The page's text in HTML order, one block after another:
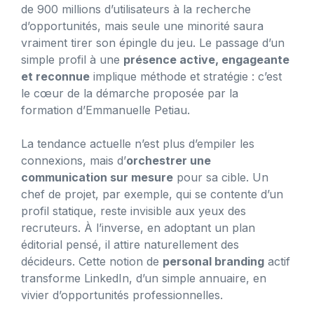
de 900 millions d’utilisateurs à la recherche
d’opportunités, mais seule une minorité saura
vraiment tirer son épingle du jeu. Le passage d’un
simple profil à une présence active, engageante
et reconnue implique méthode et stratégie : c’est
le cœur de la démarche proposée par la
formation d’Emmanuelle Petiau.
La tendance actuelle n’est plus d’empiler les
connexions, mais d’orchestrer une
communication sur mesure pour sa cible. Un
chef de projet, par exemple, qui se contente d’un
profil statique, reste invisible aux yeux des
recruteurs. À l’inverse, en adoptant un plan
éditorial pensé, il attire naturellement des
décideurs. Cette notion de personal branding actif
transforme LinkedIn, d’un simple annuaire, en
vivier d’opportunités professionnelles.